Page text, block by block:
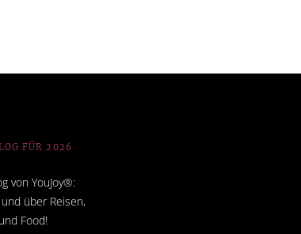
FÜR 2026
von YouJoy®:
über Reisen,
Food!